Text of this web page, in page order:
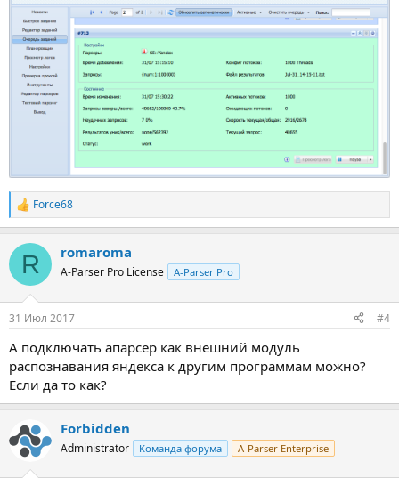
Р
е
к
и
Force68
R romaroma
A-Parser Pro License A-Parser Pro
31 Июл 2017 #4
А подключать апарсер как внешний модуль
распознавания яндекса к другим программам можно?
Если да то как?
Forbidden
Administrator Команда форума A-Parser Enterprise